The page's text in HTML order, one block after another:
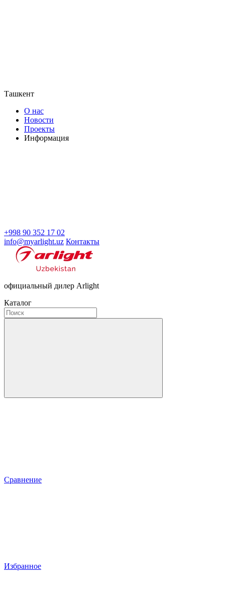
Ташкент
О нас
Новости
Проекты
Информация
+998 90 352 17 02
info@myarlight.uz Контакты
официальный дилер Arlight
Каталог
Сравнение
Избранное